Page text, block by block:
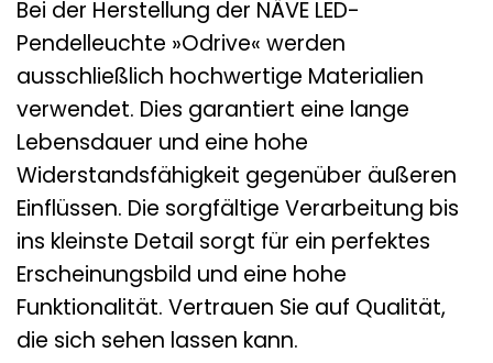
Bei der Herstellung der NÄVE LED-
Pendelleuchte »Odrive« werden
ausschließlich hochwertige Materialien
verwendet. Dies garantiert eine lange
Lebensdauer und eine hohe
Widerstandsfähigkeit gegenüber äußeren
Einflüssen. Die sorgfältige Verarbeitung bis
ins kleinste Detail sorgt für ein perfektes
Erscheinungsbild und eine hohe
Funktionalität. Vertrauen Sie auf Qualität,
die sich sehen lassen kann.